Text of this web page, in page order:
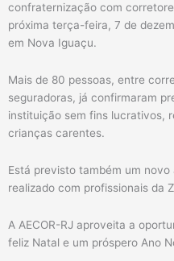
confraternização com
próxima terça-feira, 7 de
em Nova Iguaçu.
Mais de 80 pessoas, entre
seguradoras, já confirmaram
instituição sem fins lucrativos,
crianças carentes.
Está previsto também um
realizado com profissionais da
A AECOR-RJ aproveita a
feliz Natal e um próspero Ano